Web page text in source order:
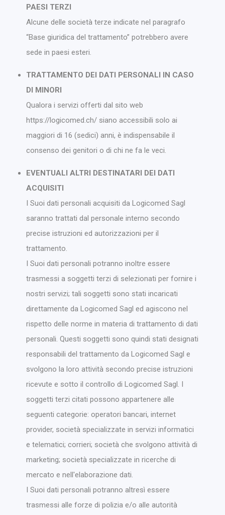
PAESI TERZI
Alcune delle società terze indicate nel paragrafo
“Base giuridica del trattamento” potrebbero avere
sede in paesi esteri.
TRATTAMENTO DEI DATI PERSONALI IN CASO
DI MINORI
Qualora i servizi offerti dal sito web
https://logicomed.ch/ siano accessibili solo ai
maggiori di 16 (sedici) anni, è indispensabile il
consenso dei genitori o di chi ne fa le veci.
EVENTUALI ALTRI DESTINATARI DEI DATI
ACQUISITI
I Suoi dati personali acquisiti da Logicomed Sagl
saranno trattati dal personale interno secondo
precise istruzioni ed autorizzazioni per il
trattamento.
I Suoi dati personali potranno inoltre essere
trasmessi a soggetti terzi di selezionati per fornire i
nostri servizi; tali soggetti sono stati incaricati
direttamente da Logicomed Sagl ed agiscono nel
rispetto delle norme in materia di trattamento di dati
personali. Questi soggetti sono quindi stati designati
responsabili del trattamento da Logicomed Sagl e
svolgono la loro attività secondo precise istruzioni
ricevute e sotto il controllo di Logicomed Sagl. I
soggetti terzi citati possono appartenere alle
seguenti categorie: operatori bancari, internet
provider, società specializzate in servizi informatici
e telematici; corrieri; società che svolgono attività di
marketing; società specializzate in ricerche di
mercato e nell'elaborazione dati.
I Suoi dati personali potranno altresì essere
trasmessi alle forze di polizia e/o alle autorità